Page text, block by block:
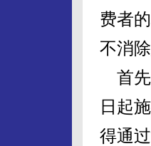
费者
不消
首先
日起
得通